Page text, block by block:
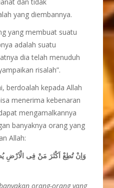
yang diembannya.
yang membuat suatu
adalah suatu
dia telah menuduh
risalah”.
berdoalah kepada Allah
menerima kebenaran
mengamalkannya
banyaknya orang yang
Allah:
وَاِنْ تُطِعْ اَكْثَرَ مَنْ فِى الْاَرْضِ
orang-orang yang